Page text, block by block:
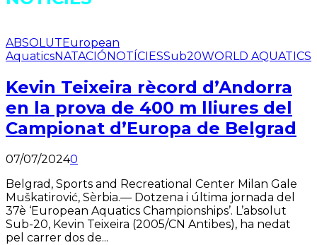
ABSOLUTEuropean
AquaticsNATACIÓNOTÍCIESSub20WORLD AQUATICS
Kevin Teixeira rècord d’Andorra
en la prova de 400 m lliures del
Campionat d’Europa de Belgrad
07/07/20240
Belgrad, Sports and Recreational Center Milan Gale
Muškatirović, Sèrbia.— Dotzena i última jornada del
37è ‘European Aquatics Championships’. L’absolut
Sub-20, Kevin Teixeira (2005/CN Antibes), ha nedat
pel carrer dos de...